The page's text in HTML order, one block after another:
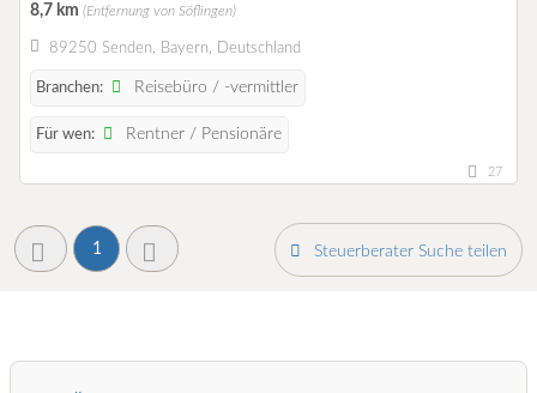
8,7 km (Entfernung von Söflingen)
89250 Senden, Bayern, Deutschland
Branchen: Reisebüro / -vermittler
Für wen: Rentner / Pensionäre
27
1 Steuerberater Suche teilen